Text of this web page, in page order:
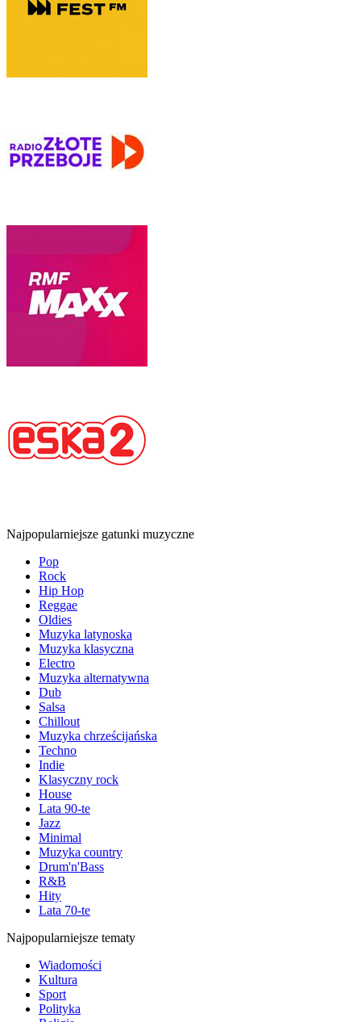
Najpopularniejsze gatunki muzyczne
Pop
Rock
Hip Hop
Reggae
Oldies
Muzyka latynoska
Muzyka klasyczna
Electro
Muzyka alternatywna
Dub
Salsa
Chillout
Muzyka chrześcijańska
Techno
Indie
Klasyczny rock
House
Lata 90-te
Jazz
Minimal
Muzyka country
Drum'n'Bass
R&B
Hity
Lata 70-te
Najpopularniejsze tematy
Wiadomości
Kultura
Sport
Polityka